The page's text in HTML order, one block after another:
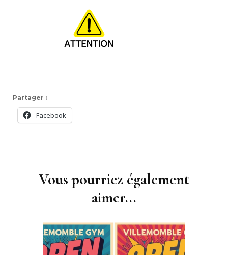
Partager :
Facebook
Vous pourriez également
aimer...